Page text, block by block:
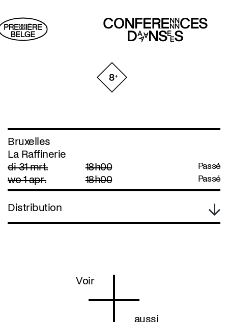
Bruxelles
La Raffinerie
di 31 mrt.
18h00 Passé
wo 1 apr. 18h00 Passé
Distribution
Voir
aussi